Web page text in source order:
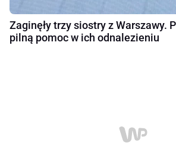
Zaginęły trzy siostry z Warszawy.
pilną pomoc w ich odnalezieniu